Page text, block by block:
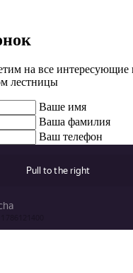
на все интересующие
лестницы
Ваше имя
Ваша фамилия
Ваш телефон